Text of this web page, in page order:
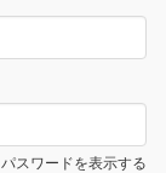
パスワードを表示する